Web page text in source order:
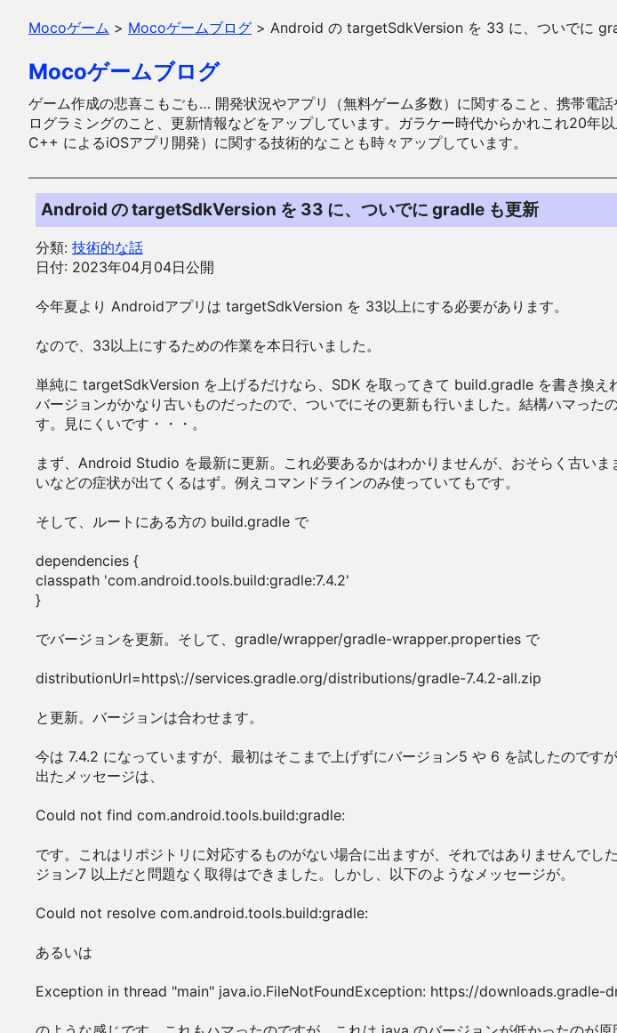
Mocoゲーム > Mocoゲームブログ > Android の targetSdkVersion を 33 に、ついでに
Mocoゲームブログ
ゲーム作成の悲喜こもごも… 開発状況やアプリ（無料ゲーム多数）に関すること、携帯
ログラミングのこと、更新情報などをアップしています。ガラケー時代からかれこれ20
C++ によるiOSアプリ開発）に関する技術的なことも時々アップしています。
Android の targetSdkVersion を 33 に、ついでに gradle も更新
分類: 技術的な話
日付: 2023年04月04日公開
今年夏より Androidアプリは targetSdkVersion を 33以上にする必要があります。
なので、33以上にするための作業を本日行いました。
単純に targetSdkVersion を上げるだけなら、SDK を取ってきて build.gradle を書き換え
バージョンがかなり古いものだったので、ついでにその更新も行いました。結構ハマった
す。見にくいです・・・。
まず、Android Studio を最新に更新。これ必要あるかはわかりませんが、おそらく古いま
いなどの症状が出てくるはず。例えコマンドラインのみ使っていてもです。
そして、ルートにある方の build.gradle で
dependencies {
classpath 'com.android.tools.build:gradle:7.4.2'
}
でバージョンを更新。そして、gradle/wrapper/gradle-wrapper.properties で
distributionUrl=https\://services.gradle.org/distributions/gradle-7.4.2-all.zip
と更新。バージョンは合わせます。
今は 7.4.2 になっていますが、最初はそこまで上げずにバージョン5 や 6 を試したのです
出たメッセージは、
Could not find com.android.tools.build:gradle:
です。これはリポジトリに対応するものがない場合に出ますが、それではありませんでし
ジョン7 以上だと問題なく取得はできました。しかし、以下のようなメッセージが。
Could not resolve com.android.tools.build:gradle:
あるいは
Exception in thread "main" java.io.FileNotFoundException: https://downloads.gradle-